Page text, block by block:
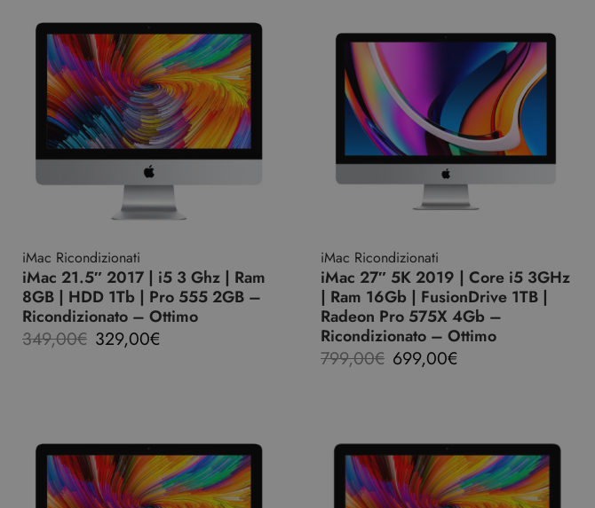
iMac Ricondizionati
iMac 21.5″ 2017 | i5 3 Ghz | Ram
8GB | HDD 1Tb | Pro 555 2GB –
Ricondizionato – Ottimo
349,00€ 329,00€
iMac Ricondizionati
iMac 27″ 5K 2019 | Core i5 3GHz
| Ram 16Gb | FusionDrive 1TB |
Radeon Pro 575X 4Gb –
Ricondizionato – Ottimo
799,00€ 699,00€